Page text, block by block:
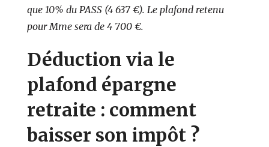
que 10% du PASS (4 637 €). Le plafond retenu
pour Mme sera de 4 700 €.
Déduction via le
plafond épargne
retraite : comment
baisser son impôt ?